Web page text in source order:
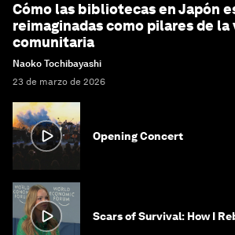
Cómo las bibliotecas en Japón
reimaginadas como pilares de la
comunitaria
Naoko Tochibayashi
23 de marzo de 2026
Opening Concert
Scars of Survival: How I